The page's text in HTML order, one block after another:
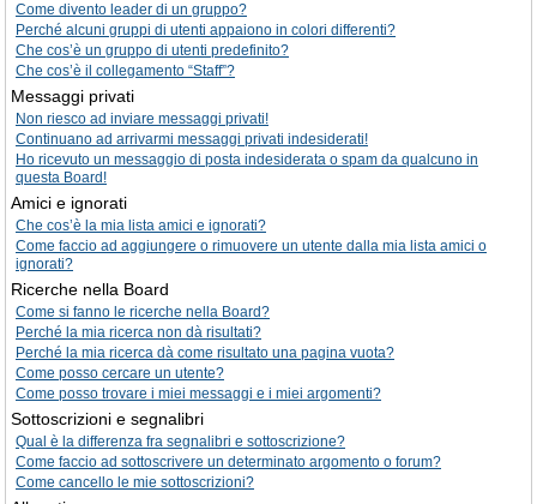
Come divento leader di un gruppo?
Perché alcuni gruppi di utenti appaiono in colori differenti?
Che cos’è un gruppo di utenti predefinito?
Che cos’è il collegamento “Staff”?
Messaggi privati
Non riesco ad inviare messaggi privati!
Continuano ad arrivarmi messaggi privati indesiderati!
Ho ricevuto un messaggio di posta indesiderata o spam da qualcuno in
questa Board!
Amici e ignorati
Che cos’è la mia lista amici e ignorati?
Come faccio ad aggiungere o rimuovere un utente dalla mia lista amici o
ignorati?
Ricerche nella Board
Come si fanno le ricerche nella Board?
Perché la mia ricerca non dà risultati?
Perché la mia ricerca dà come risultato una pagina vuota?
Come posso cercare un utente?
Come posso trovare i miei messaggi e i miei argomenti?
Sottoscrizioni e segnalibri
Qual è la differenza fra segnalibri e sottoscrizione?
Come faccio ad sottoscrivere un determinato argomento o forum?
Come cancello le mie sottoscrizioni?